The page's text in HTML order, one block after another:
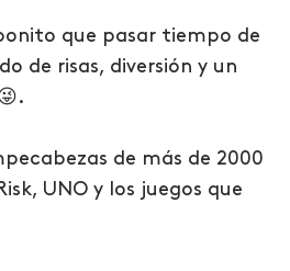
que pasar tiempo de
de risas, diversión y un
de más de 2000
UNO y los juegos que